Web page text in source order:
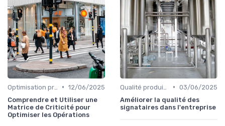
• 12/06/2025
Comprendre et Utiliser une
Matrice de Criticité pour
Optimiser les Opérations
• 03/06/2025
Améliorer la qualité des
signataires dans l'entreprise